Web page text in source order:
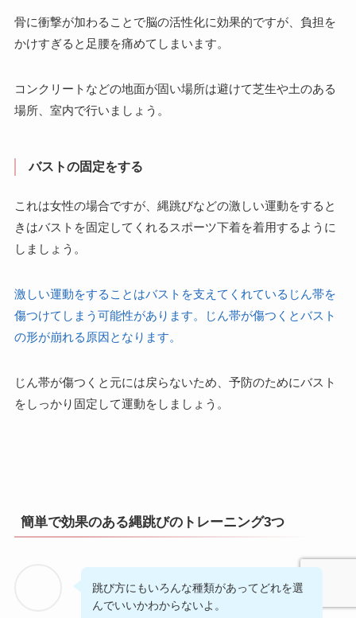
骨に衝撃が加わることで脳の活性化に効果的ですが、負担を
かけすぎると足腰を痛めてしまいます。
コンクリートなどの地面が固い場所は避けて芝生や土のある
場所、室内で行いましょう。
バストの固定をする
これは女性の場合ですが、縄跳びなどの激しい運動をすると
きはバストを固定してくれるスポーツ下着を着用するように
しましょう。
激しい運動をすることはバストを支えてくれているじん帯を
傷つけてしまう可能性があります。じん帯が傷つくとバスト
の形が崩れる原因となります。
じん帯が傷つくと元には戻らないため、予防のためにバスト
をしっかり固定して運動をしましょう。
簡単で効果のある縄跳びのトレーニング3つ
跳び方にもいろんな種類があってどれを選
んでいいかわからないよ。